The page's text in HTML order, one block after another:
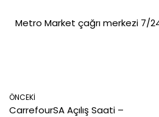
Metro Market çağrı merkezi 7/
ÖNCEKI
CarrefourSA Açılış Saati –